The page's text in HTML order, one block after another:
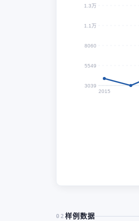
1.3万
1.1万
8060
5549
3039
2015
02 样例数据